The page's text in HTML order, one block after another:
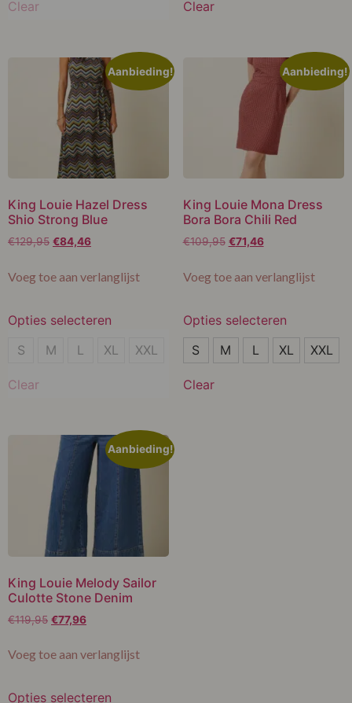
Clear Clear
Aanbieding!
King Louie Hazel Dress
Shio Strong Blue
€129,95 €84,46
Voeg toe aan verlanglijst
Opties selecteren
XL
S M L XL XXL
Clear
Aanbieding!
King Louie Mona Dress
Bora Bora Chili Red
€109,95 €71,46
Voeg toe aan verlanglijst
Opties selecteren
S
M
S M L XL XXL
Clear
Aanbieding!
King Louie Melody Sailor
Culotte Stone Denim
€119,95 €77,96
Voeg toe aan verlanglijst
Opties selecteren